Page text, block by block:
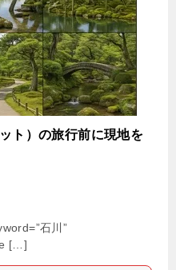
ト）の旅行前に現地を
石川”
[…]